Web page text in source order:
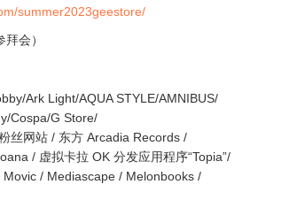
summer2023geestore/
会）
Ark Light/AQUA STYLE/AMNIBUS/
Cospa/G Store/
丝网站 / 东方 Arcadia Records /
/ 虚拟卡拉 OK 分发应用程序“Topia”/
/ Mediascape / Melonbooks /